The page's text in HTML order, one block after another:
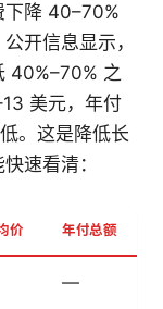
下降 40–70%
开信息显示，
40%–70% 之
美元，年付
。这是降低长
速看清：
价 年付总额
—